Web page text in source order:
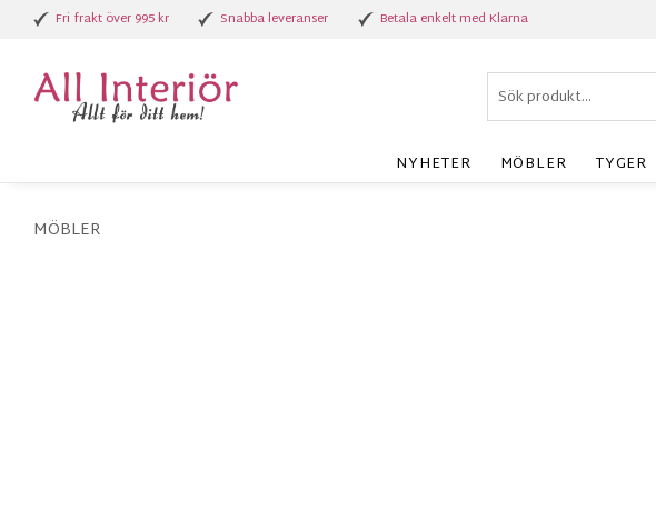
Fri frakt över 995 kr Snabba leveranser Betala enkelt med Klarna
NYHETER MÖBLER TYGER
MÖBLER